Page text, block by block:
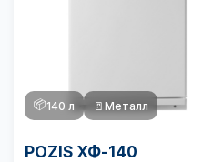
📦140 л 🚪 Металл
POZIS ХФ-140